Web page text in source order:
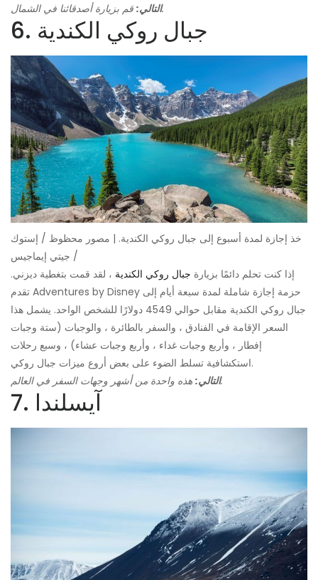
التالي:قم بزيارة أصدقائنا في الشمال.
6. جبال روكي الكندية
خذ إجازة لمدة أسبوع إلى جبال روكي الكندية. | مصور محظوظ / إستوك
/ جيتي إيماجيس
إذا كنت تحلم دائمًا بزيارة جبال روكي الكندية ، لقد قمت بتغطية ديزني.
تقدم Adventures by Disney حزمة إجازة شاملة لمدة سبعة أيام إلى
جبال روكي الكندية مقابل حوالي 4549 دولارًا للشخص الواحد. يشمل هذا
السعر الإقامة في الفنادق ، والسفر بالطائرة ، والوجبات (ستة وجبات
إفطار ، وأربع وجبات غداء ، وأربع وجبات عشاء) ، وسبع رحلات
استكشافية تسلط الضوء على بعض أروع ميزات جبال روكي.
التالي:هذه واحدة من أشهر وجهات السفر في العالم.
7. آيسلندا